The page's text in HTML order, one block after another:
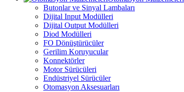
Butonlar ve Sinyal Lambaları
Dijital Input Modülleri
Dijital Output Modülleri
Diod Modülleri
FO Dönüştürücüler
Gerilim Koruyucular
Konnektörler
Motor Sürücüleri
Endüstriyel Sürücüler
Otomasyon Aksesuarları